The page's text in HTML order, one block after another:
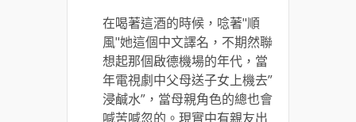
在喝著這酒的時候，唸著"順
風"她這個中文譯名，不期然聯
想起那個啟德機場的年代，當
年電視劇中父母送子女上機去”
浸鹹水”，當母親角色的總也會
喊苦喊忽的。現實中有親友出